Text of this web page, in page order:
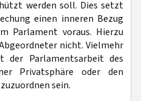
werden soll. Dies setzt
einen inneren Bezug
Parlament voraus. Hierzu
nicht. Vielmehr
der Parlamentsarbeit des
Privatsphäre oder den
sein.